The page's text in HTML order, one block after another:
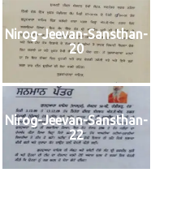
Nirog-Jeevan-Sansthan-
20
Nirog-Jeevan-Sansthan-
22